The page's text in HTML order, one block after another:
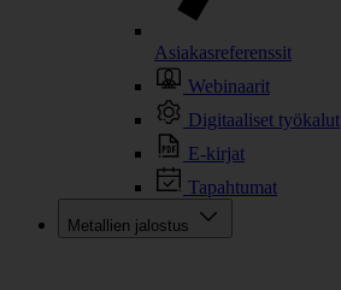
Asiakasreferenssit
Webinaarit
Digitaaliset työkalut
E-kirjat
Tapahtumat
Metallien jalostus